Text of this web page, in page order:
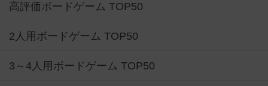
高評価ボードゲーム TOP50
2人用ボードゲーム TOP50
3～4人用ボードゲーム TOP50